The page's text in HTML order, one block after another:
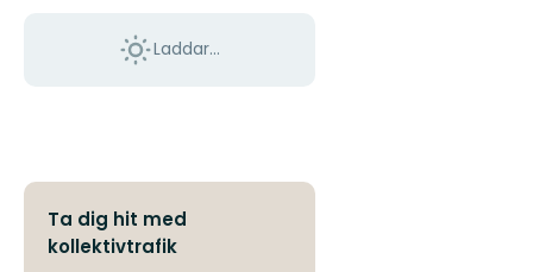
Laddar...
Ta dig hit med
kollektivtrafik